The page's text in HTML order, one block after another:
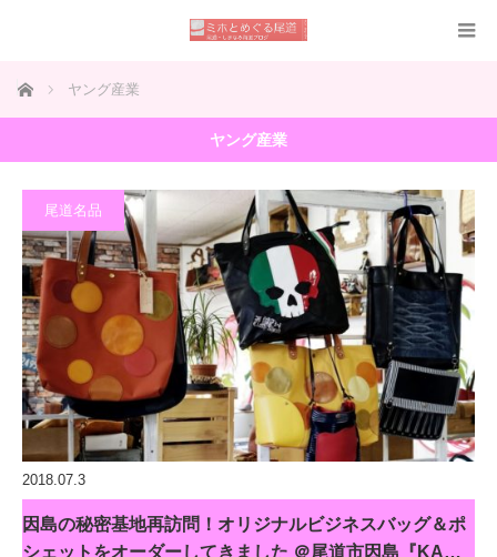
ホーム ヤング産業
ヤング産業
尾道名品
2018.07.3
因島の秘密基地再訪問！オリジナルビジネスバッグ＆ポ
シェットをオーダーしてきました ＠尾道市因島『KA…